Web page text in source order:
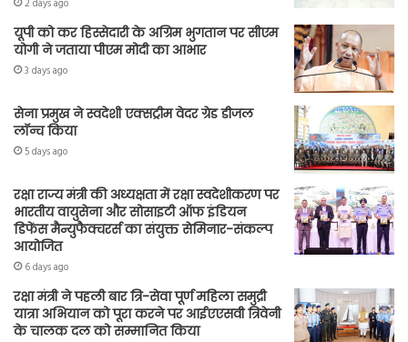
2 days ago
यूपी को कर हिस्सेदारी के अग्रिम भुगतान पर सीएम
योगी ने जताया पीएम मोदी का आभार
3 days ago
सेना प्रमुख ने स्वदेशी एक्सट्रीम वेदर ग्रेड डीजल
लॉन्च किया
5 days ago
रक्षा राज्य मंत्री की अध्यक्षता में रक्षा स्वदेशीकरण पर
भारतीय वायुसेना और सोसाइटी ऑफ इंडियन
डिफेंस मैन्युफैक्चरर्स का संयुक्त सेमिनार-संकल्प
आयोजित
6 days ago
रक्षा मंत्री ने पहली बार त्रि-सेवा पूर्ण महिला समुद्री
यात्रा अभियान को पूरा करने पर आईएएसवी त्रिवेनी
के चालक दल को सम्मानित किया